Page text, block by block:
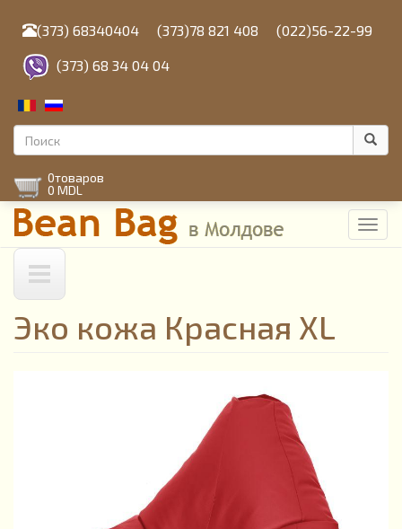
содержанию
(373) 68340404 (373)78 821 408 (022)56-22-99
(373) 68 34 04 04
Форма
поиска
0товаров
0 MDL
Эко кожа Красная XL